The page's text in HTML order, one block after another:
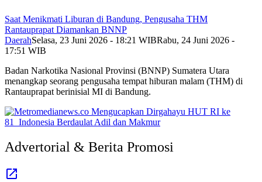
Saat Menikmati Liburan di Bandung, Pengusaha THM
Rantauprapat Diamankan BNNP
DaerahSelasa, 23 Juni 2026 - 18:21 WIBRabu, 24 Juni 2026 -
17:51 WIB
Badan Narkotika Nasional Provinsi (BNNP) Sumatera Utara
menangkap seorang pengusaha tempat hiburan malam (THM) di
Rantauprapat berinisial MI di Bandung.
Advertorial & Berita Promosi